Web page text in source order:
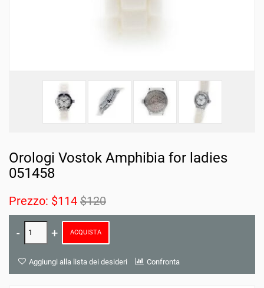
Orologi Vostok Amphibia for ladies
051458
Prezzo: $114 $120
ACQUISTA
Aggiungi alla lista dei desideri Confronta